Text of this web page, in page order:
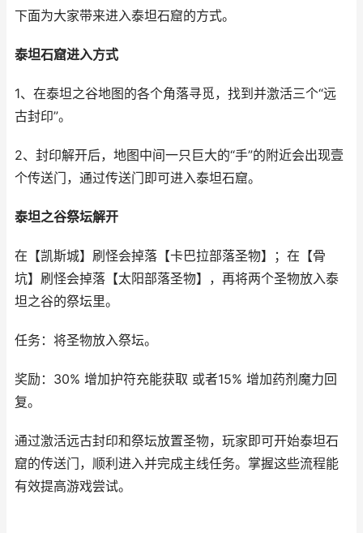
下面为大家带来进入泰坦石窟的方式。
泰坦石窟进入方式
1、在泰坦之谷地图的各个角落寻觅，找到并激活三个“远
古封印”。
2、封印解开后，地图中间一只巨大的“手”的附近会出现壹
个传送门，通过传送门即可进入泰坦石窟。
泰坦之谷祭坛解开
在【凯斯城】刷怪会掉落【卡巴拉部落圣物】；在【骨
坑】刷怪会掉落【太阳部落圣物】，再将两个圣物放入泰
坦之谷的祭坛里。
任务：将圣物放入祭坛。
奖励：30% 增加护符充能获取 或者15% 增加药剂魔力回
复。
通过激活远古封印和祭坛放置圣物，玩家即可开始泰坦石
窟的传送门，顺利进入并完成主线任务。掌握这些流程能
有效提高游戏尝试。